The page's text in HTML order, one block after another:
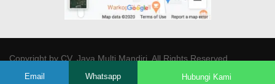
Copyright byCV. Java Multi Mandiri. All Rights Reserved.
Email Whatsapp Hubungi Kami